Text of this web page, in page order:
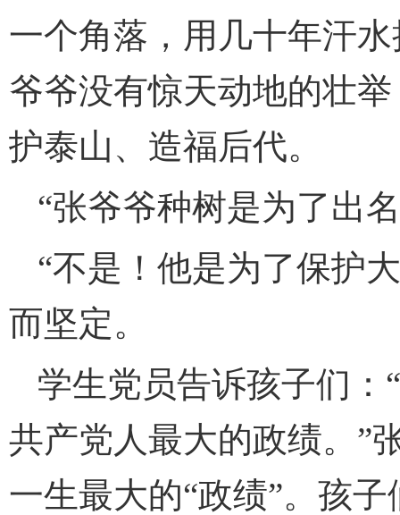
一个角落，用几十年汗
爷爷没有惊天动地的壮
护泰山、造福后代。
“张爷爷种树是为了出
“不是！他是为了保护
而坚定。
学生党员告诉孩子们：
共产党人最大的政绩。”
一生最大的“政绩”。孩